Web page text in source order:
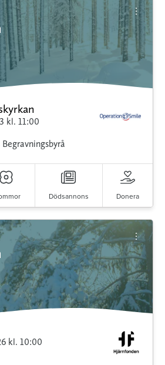
kl. 11:00
Dödsannons Donera
kl. 10:00